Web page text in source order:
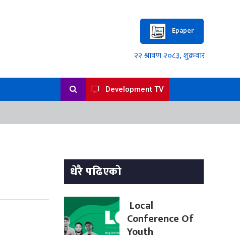
Epaper
Development TV
धेरै पढिएको
Local
Conference Of